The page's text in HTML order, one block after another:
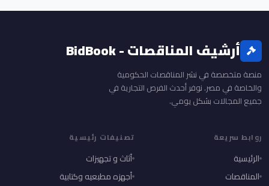
أرشيف المناقصات - BidBook
منصة متخصصة في نشر المناقصات الحكومية
والخاصة في مصر. نوفر أحدث الفرص التجارية في
جميع المجالات بشكل يومي.
روابط سريعة
الرئيسية
المناقصات
تصنيفات رئيسية
أثاث و تجهيزات
أجهزه مطبعيه وكتابية